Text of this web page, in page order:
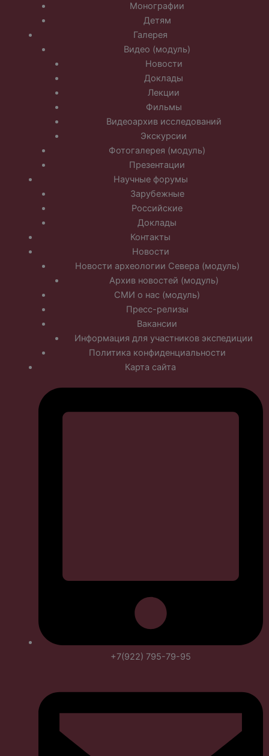
Монографии
Детям
Галерея
Видео (модуль)
Новости
Доклады
Лекции
Фильмы
Видеоархив исследований
Экскурсии
Фотогалерея (модуль)
Презентации
Научные форумы
Зарубежные
Российские
Доклады
Контакты
Новости
Новости археологии Севера (модуль)
Архив новостей (модуль)
СМИ о нас (модуль)
Пресс-релизы
Вакансии
Информация для участников экспедиции
Политика конфиденциальности
Карта сайта
+7(922) 795-79-95